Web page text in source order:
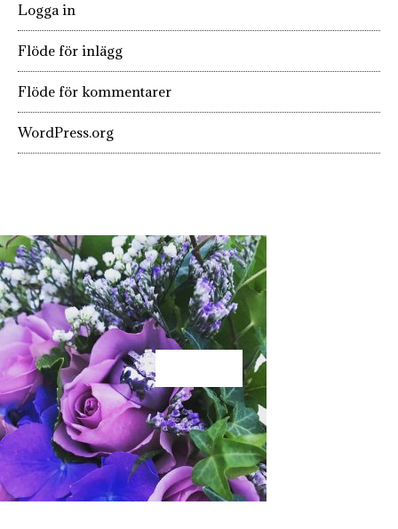
Logga in
Flöde för inlägg
Flöde för kommentarer
WordPress.org